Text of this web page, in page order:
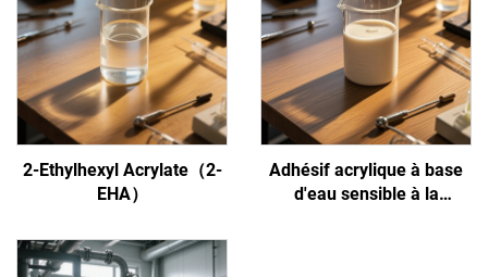
2-Ethylhexyl Acrylate（2-
EHA）
Adhésif acrylique à base
d'eau sensible à la